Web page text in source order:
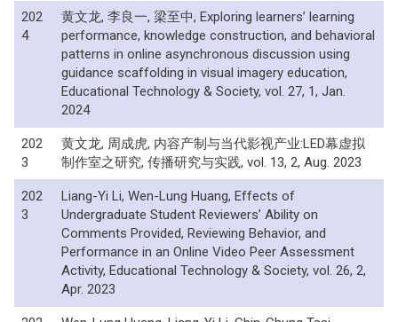
202
4
黄文龙, 李良一, 梁至中, Exploring learners’ learning
performance, knowledge construction, and behavioral
patterns in online asynchronous discussion using
guidance scaffolding in visual imagery education,
Educational Technology & Society, vol. 27, 1, Jan.
2024
202
3
黄文龙, 周成虎, 内容产制与当代影视产业:LED幕虚拟
制作室之研究, 传播研究与实践, vol. 13, 2, Aug. 2023
202
3
Liang-Yi Li, Wen-Lung Huang, Effects of
Undergraduate Student Reviewers’ Ability on
Comments Provided, Reviewing Behavior, and
Performance in an Online Video Peer Assessment
Activity, Educational Technology & Society, vol. 26, 2,
Apr. 2023